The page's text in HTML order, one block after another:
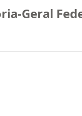
Geral